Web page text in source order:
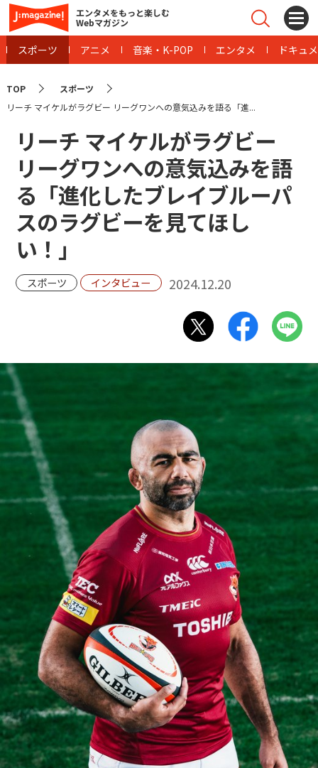
エンタメをもっと楽しむ
Webマガジン
スポーツ アニメ 音楽・K-POP エンタメ ドキュ
TOP
スポーツ
リーチ マイケルがラグビー リーグワンへの意気込みを語る「進...
リーチ マイケルがラグビー
リーグワンへの意気込みを語
る「進化したブレイブルーパ
スのラグビーを見てほし
い！」
スポーツ インタビュー 2024.12.20